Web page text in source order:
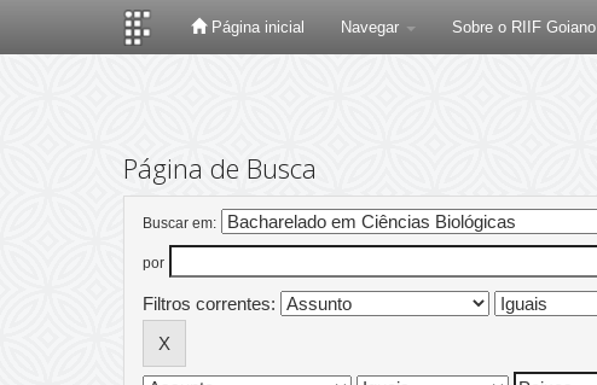
Página inicial Navegar Sobre o RIIF Goiano
Página de Busca
Buscar em:
por
Filtros correntes: